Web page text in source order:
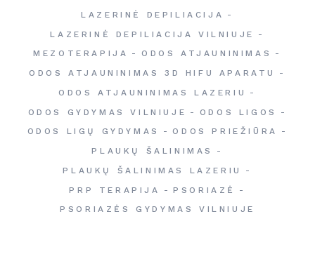
LAZERINĖ DEPILIACIJA
LAZERINĖ DEPILIACIJA VILNIUJE
MEZOTERAPIJA
ODOS ATJAUNINIMAS
ODOS ATJAUNINIMAS 3D HIFU APARATU
ODOS ATJAUNINIMAS LAZERIU
ODOS GYDYMAS VILNIUJE
ODOS LIGOS
ODOS LIGŲ GYDYMAS
ODOS PRIEŽIŪRA
PLAUKŲ ŠALINIMAS
PLAUKŲ ŠALINIMAS LAZERIU
PRP TERAPIJA
PSORIAZĖ
PSORIAZĖS GYDYMAS VILNIUJE